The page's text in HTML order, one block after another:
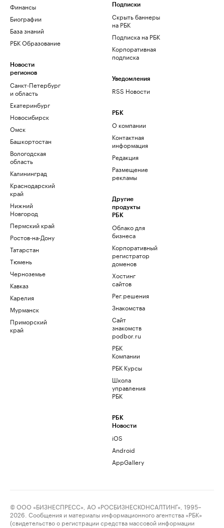
Финансы
Биографии
База знаний
РБК Образование
Новости
регионов
Санкт-Петербург
и область
Екатеринбург
Новосибирск
Омск
Башкортостан
Вологодская
область
Калининград
Краснодарский
край
Нижний
Новгород
Пермский край
Ростов-на-Дону
Татарстан
Тюмень
Черноземье
Кавказ
Карелия
Мурманск
Приморский
край
Подписки
Скрыть баннеры
на РБК
Подписка на РБК
Корпоративная
подписка
Уведомления
RSS Новости
РБК
О компании
Контактная
информация
Редакция
Размещение
рекламы
Другие
продукты
РБК
Облако для
бизнеса
Корпоративный
регистратор
доменов
Хостинг
сайтов
Рег.решения
Знакомства
Сайт
знакомств
podbor.ru
РБК
Компании
РБК Курсы
Школа
управления
РБК
РБК
Новости
iOS
Android
AppGallery
© ООО «БИЗНЕСПРЕСС», АО «РОСБИЗНЕСКОНСАЛТИНГ», 1995–
2026. Сообщения и материалы информационного агентства «РБК»
(свидетельство о регистрации средства массовой информации